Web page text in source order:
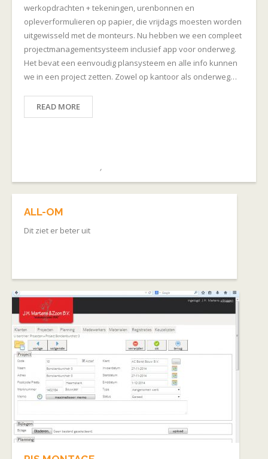
werkopdrachten + tekeningen, urenbonnen en
opleverformulieren op papier, die vrijdags moesten worden
uitgewisseld met de monteurs. Nu hebben we een compleet
projectmanagementsysteem inclusief app voor onderweg.
Het bevat een eenvoudig plansysteem en alle info kunnen
we in een project zetten. Zowel op kantoor als onderweg…
READ MORE
,
ALL-OM
Dit ziet er beter uit